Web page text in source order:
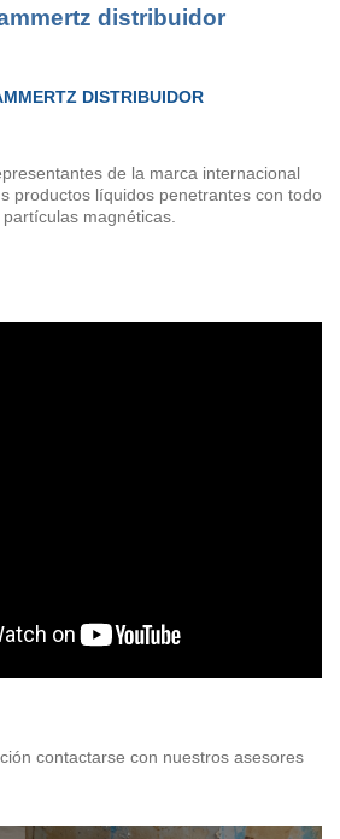
distribuidor
DISTRIBUIDOR
de la marca internacional
productos líquidos penetrantes con todo
magnéticas.
contactarse con nuestros asesores